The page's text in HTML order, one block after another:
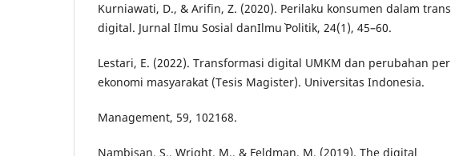
Kurniawati, D., & Arifin, Z. (2020). Perilaku konsumen dalam
digital. Jurnal Ilmu Sosial danIlmu` Politik, 24(1), 45–60.
Lestari, E. (2022). Transformasi digital UMKM dan perubahan
ekonomi masyarakat (Tesis Magister). Universitas Indonesia.
Management, 59, 102168.
Nambisan, S., Wright, M., & Feldman, M. (2019). The digital